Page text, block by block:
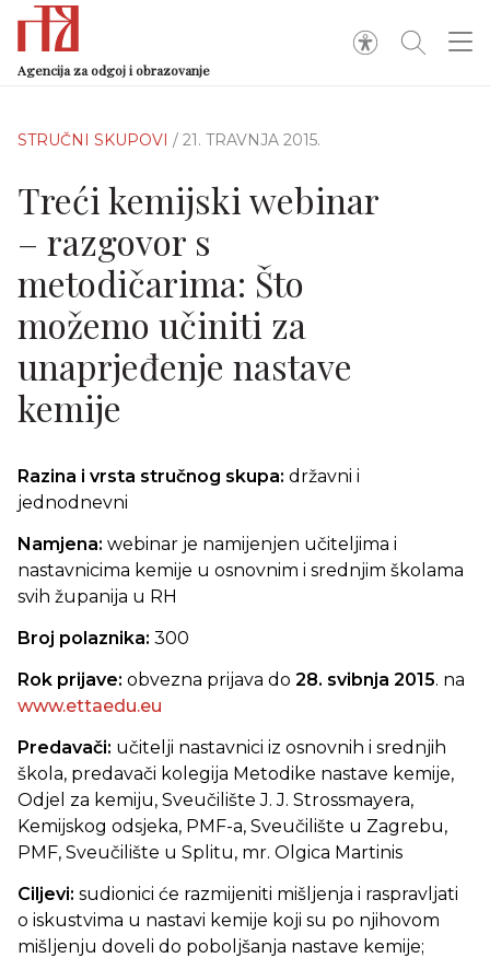
Agencija za odgoj i obrazovanje
STRUČNI SKUPOVI / 21. TRAVNJA 2015.
Treći kemijski webinar
– razgovor s
metodičarima: Što
možemo učiniti za
unaprjeđenje nastave
kemije
Razina i vrsta stručnog skupa: državni i
jednodnevni
Namjena: webinar je namijenjen učiteljima i
nastavnicima kemije u osnovnim i srednjim školama
svih županija u RH
Broj polaznika: 300
Rok prijave: obvezna prijava do 28. svibnja 2015. na
www.ettaedu.eu
Predavači: učitelji nastavnici iz osnovnih i srednjih
škola, predavači kolegija Metodike nastave kemije,
Odjel za kemiju, Sveučilište J. J. Strossmayera,
Kemijskog odsjeka, PMF-a, Sveučilište u Zagrebu,
PMF, Sveučilište u Splitu, mr. Olgica Martinis
Ciljevi: sudionici će razmijeniti mišljenja i raspravljati
o iskustvima u nastavi kemije koji su po njihovom
mišljenju doveli do poboljšanja nastave kemije;